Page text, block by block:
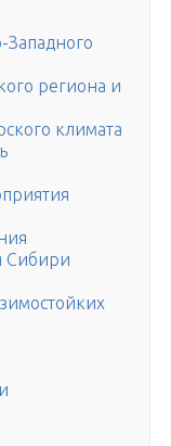
региона и
климата
Сибири